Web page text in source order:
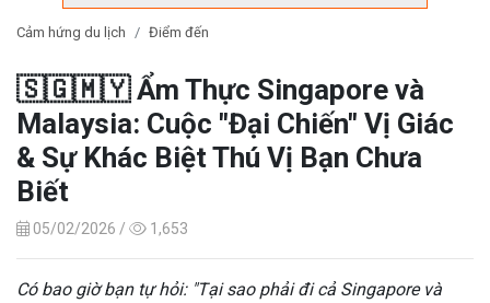
Cảm hứng du lịch Điểm đến
🇸🇬🇲🇾 Ẩm Thực Singapore và
Malaysia: Cuộc "Đại Chiến" Vị Giác
& Sự Khác Biệt Thú Vị Bạn Chưa
Biết
05/02/2026 / 1,653
Có bao giờ bạn tự hỏi: "Tại sao phải đi cả Singapore và